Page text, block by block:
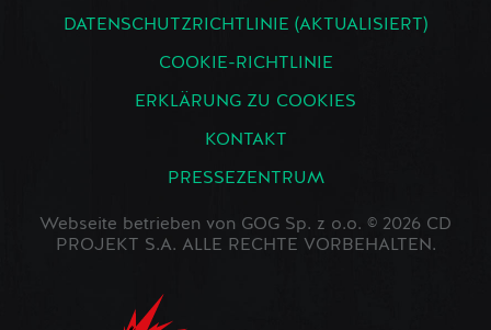
DATENSCHUTZRICHTLINIE (AKTUALISIERT)
COOKIE-RICHTLINIE
ERKLÄRUNG ZU COOKIES
KONTAKT
PRESSEZENTRUM
Webseite betrieben von GOG Sp. z o.o. © 2026 CD
PROJEKT S.A. ALLE RECHTE VORBEHALTEN.